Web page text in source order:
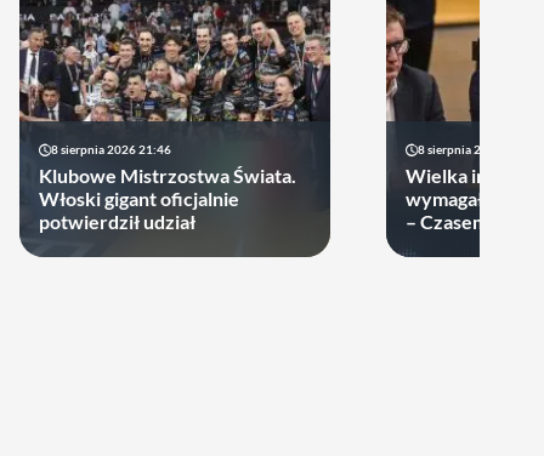
8 sierpnia 2026 21:46
Klubowe Mistrzostwa Świata.
Włoski gigant oficjalnie
potwierdził udział
8 sierpnia 2026 19:22
Wielka impreza
wymagała
– Czasem